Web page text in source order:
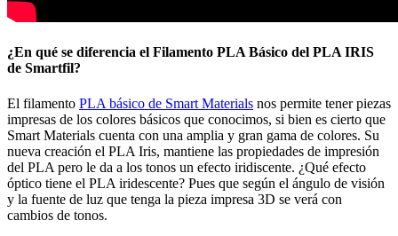
¿En qué se diferencia el Filamento PLA Básico del PLA IRIS
de Smartfil?
El filamento PLA básico de Smart Materials nos permite tener piezas
impresas de los colores básicos que conocimos, si bien es cierto que
Smart Materials cuenta con una amplia y gran gama de colores. Su
nueva creación el PLA Iris, mantiene las propiedades de impresión
del PLA pero le da a los tonos un efecto iridiscente. ¿Qué efecto
óptico tiene el PLA iridescente? Pues que según el ángulo de visión
y la fuente de luz que tenga la pieza impresa 3D se verá con
cambios de tonos.